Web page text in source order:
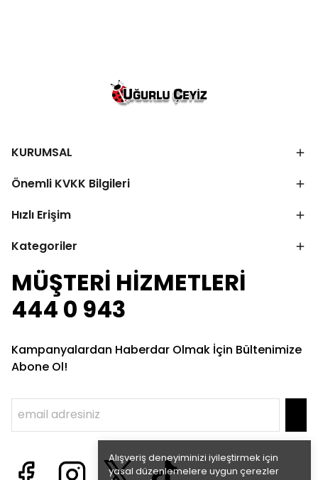
Alışveriş deneyiminizi iyileştirmek için
yasal düzenlemelere uygun çerezler
KURUMSAL
Önemli KVKK Bilgileri
Hızlı Erişim
Kategoriler
MÜŞTERİ HİZMETLERİ
444 0 943
Kampanyalardan Haberdar Olmak İçin Bültenimize
Abone Ol!